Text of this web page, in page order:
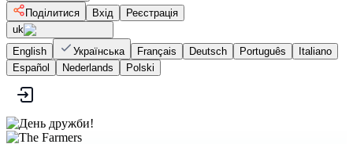
Поділитися
Вхід
Реєстрація
uk
English
Українська Français Deutsch Português
Italiano
Español
Nederlands Polski